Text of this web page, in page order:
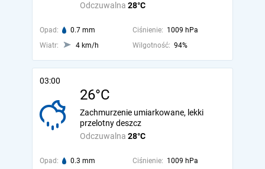
Odczuwalna 28°C
Opad: 0.7 mm Ciśnienie: 1009 hPa
Wiatr:
4 km/h Wilgotność: 94%
03:00
26°C
Odczuwalna 28°C
Zachmurzenie umiarkowane, lekki
przelotny deszcz
Opad: 0.3 mm Ciśnienie: 1009 hPa